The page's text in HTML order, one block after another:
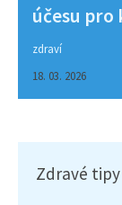
účesu
zdraví
18. 03. 2026
Zdravé tipy